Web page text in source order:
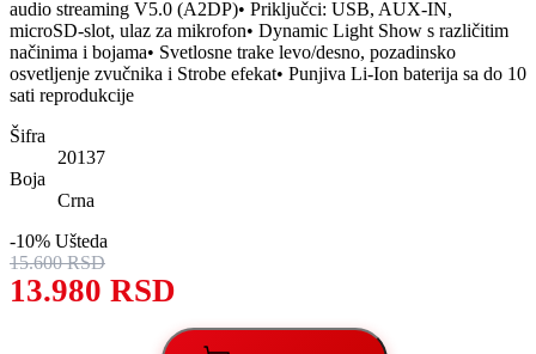
audio streaming V5.0 (A2DP)• Priključci: USB, AUX-IN,
microSD-slot, ulaz za mikrofon• Dynamic Light Show s različitim
načinima i bojama• Svetlosne trake levo/desno, pozadinsko
osvetljenje zvučnika i Strobe efekat• Punjiva Li-Ion baterija sa do 10
sati reprodukcije
Šifra
20137
Boja
Crna
-10% Ušteda
15.600 RSD
13.980 RSD